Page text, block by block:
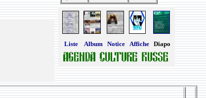
Liste Album Notice Affiche Diapo